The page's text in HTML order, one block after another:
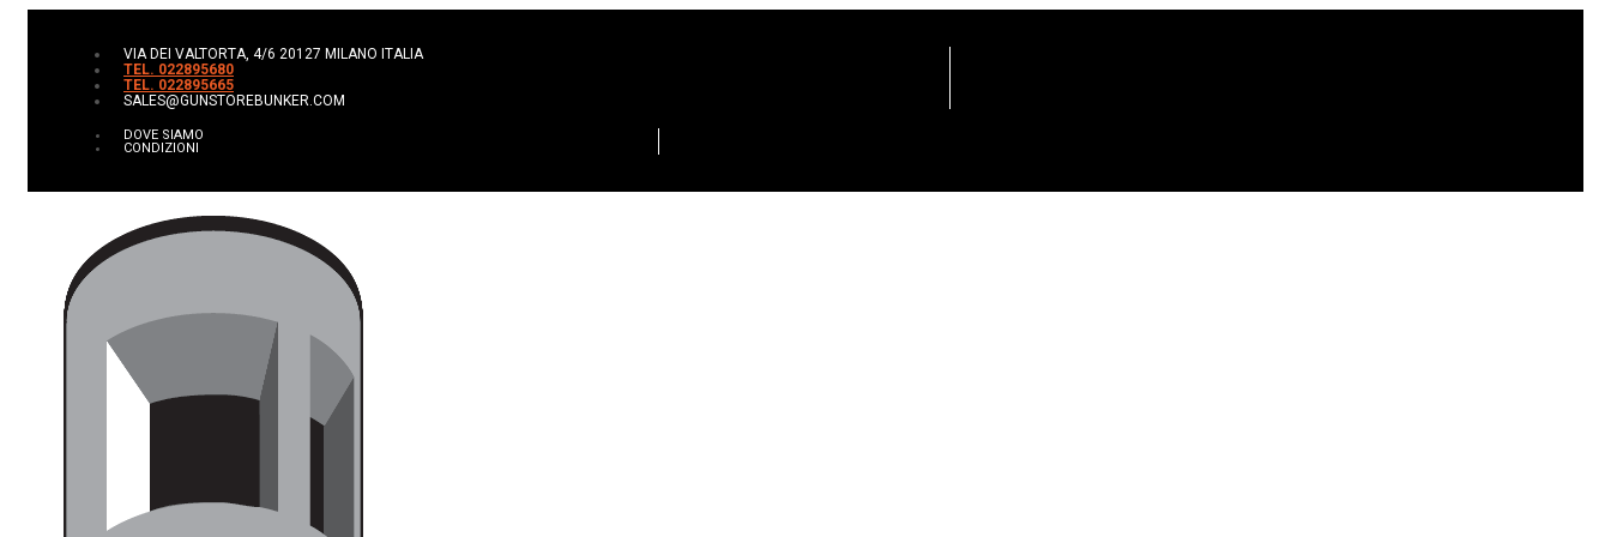
VIA DEI VALTORTA, 4/6 20127 MILANO ITALIA
TEL. 022895680
TEL. 022895665
SALES@GUNSTOREBUNKER.COM
DOVE SIAMO
CONDIZIONI